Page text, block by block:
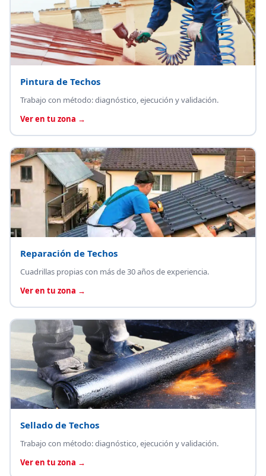
Pintura de Techos
Trabajo con método: diagnóstico, ejecución y validación.
Ver en tu zona →
Reparación de Techos
Cuadrillas propias con más de 30 años de experiencia.
Ver en tu zona →
Sellado de Techos
Trabajo con método: diagnóstico, ejecución y validación.
Ver en tu zona →